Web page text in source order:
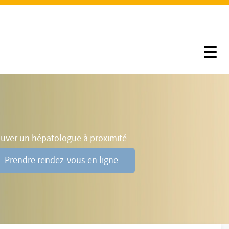
un hépatologue à proximité
Prendre rendez-vous en ligne